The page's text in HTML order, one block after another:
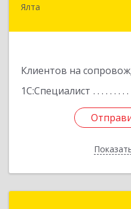
Ялта
Клиентов на
1С:Специалист
298603, Крым Респ,